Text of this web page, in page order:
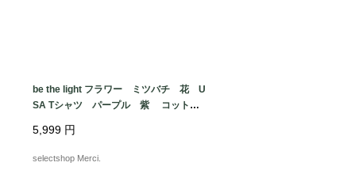
be the light フラワー ミツバチ 花 U
SA Tシャツ パープル 紫 コット
5,999 円
selectshop Merci.